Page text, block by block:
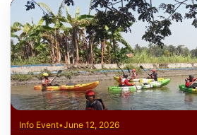
Info Event•June 12, 2026